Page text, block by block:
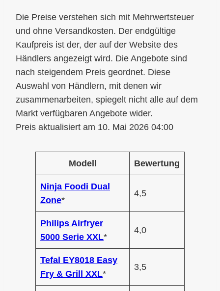
10. Mai 2026 04:00
Modell Bewertung
Ninja Foodi Dual
Zone*
4,5
Philips Airfryer
5000 Serie XXL*
4,0
Tefal EY8018 Easy
Fry & Grill XXL*
3,5